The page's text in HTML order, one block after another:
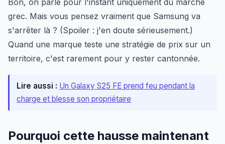
Bon, on parle pour l'instant uniquement du marché
grec. Mais vous pensez vraiment que Samsung va
s'arrêter là ? (Spoiler : j'en doute sérieusement.)
Quand une marque teste une stratégie de prix sur un
territoire, c'est rarement pour y rester cantonnée.
Lire aussi : Un Galaxy S25 FE prend feu pendant la
charge et blesse son propriétaire
Pourquoi cette hausse maintenant